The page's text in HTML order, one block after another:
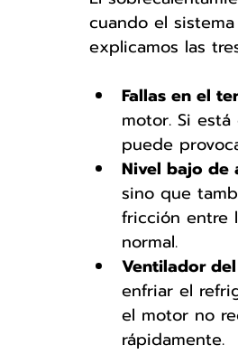
cuando el
explicamos las
Fallas en el
motor. Si
puede
Nivel bajo de
sino que
fricción entre
normal.
Ventilador
enfriar el
el motor no
rápidamente.